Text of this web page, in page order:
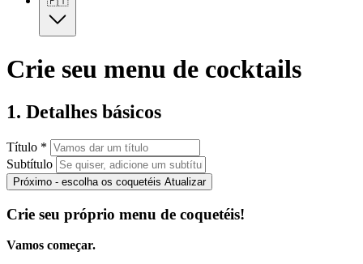
Crie seu menu de cocktails
1. Detalhes básicos
Título *
Subtítulo
Próximo - escolha os coquetéis Atualizar
Crie seu próprio menu de coquetéis!
Vamos começar.